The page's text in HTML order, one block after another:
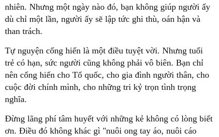
nhiên. Nhưng một ngày nào đó, bạn không giúp người ấy
dù chỉ một lần, người ấy sẽ lập tức ghi thù, oán hận và
trẻ có hạn, sức người cũng không phải vô biên. Bạn chỉ
nên cống hiến cho Tổ quốc, cho gia đình người thân, cho
cuộc đời chính mình, cho những tri kỷ trọn tình trọng
ơn. Điều đó không khác gì "nuôi ong tay áo, nuôi cáo